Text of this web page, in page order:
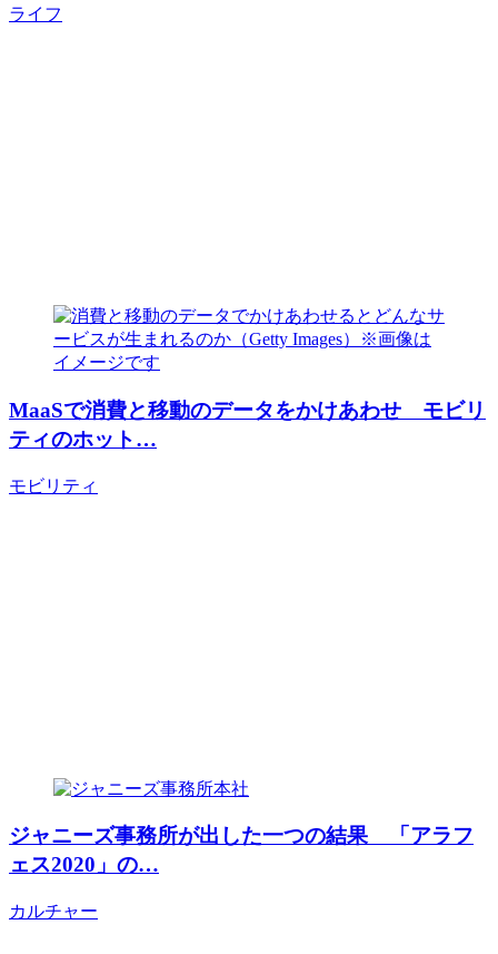
ライフ
MaaSで消費と移動のデータをかけあわせ モビリ
ティのホット…
モビリティ
ジャニーズ事務所が出した一つの結果 「アラフ
ェス2020」の…
カルチャー